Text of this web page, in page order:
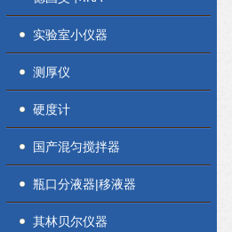
实验室小仪器
测厚仪
硬度计
国产混匀搅拌器
瓶口分液器|移液器
其林贝尔仪器